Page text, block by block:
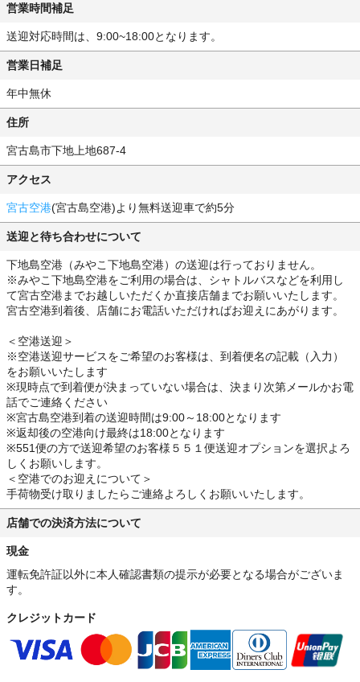
営業時間補足
送迎対応時間は、9:00~18:00となります。
営業日補足
年中無休
住所
宮古島市下地上地687-4
アクセス
宮古空港(宮古島空港)より無料送迎車で約5分
送迎と待ち合わせについて
下地島空港（みやこ下地島空港）の送迎は行っておりません。
※みやこ下地島空港をご利用の場合は、シャトルバスなどを利用し
て宮古空港までお越しいただくか直接店舗までお願いいたします。
宮古空港到着後、店舗にお電話いただければお迎えにあがります。
＜空港送迎＞
※空港送迎サービスをご希望のお客様は、到着便名の記載（入力）
をお願いいたします
※現時点で到着便が決まっていない場合は、決まり次第メールかお電
話でご連絡ください
※宮古島空港到着の送迎時間は9:00～18:00となります
※返却後の空港向け最終は18:00となります
※551便の方で送迎希望のお客様５５１便送迎オプションを選択よろ
しくお願いします。
＜空港でのお迎えについて＞
手荷物受け取りましたらご連絡よろしくお願いいたします。
店舗での決済方法について
現金
運転免許証以外に本人確認書類の提示が必要となる場合がございま
す。
クレジットカード